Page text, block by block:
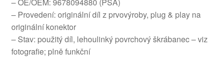
– OE/OEM: 9678094880 (PSA)
– Provedení: originální díl z prvovýroby, plug & play na
originální konektor
– Stav: použitý díl, lehoulinký povrchový škrábanec – viz
fotografie; plně funkční